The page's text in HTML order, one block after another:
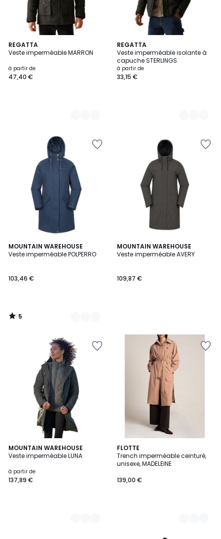
REGATTA
Veste imperméable MARRON
à partir de
47,40 €
2
Couleurs
REGATTA
Veste imperméable isolante à
capuche STERLINGS
à partir de
33,15 €
6
Couleurs
MOUNTAIN WAREHOUSE
Veste imperméable POLPERRO
103,46 €
5
/
2
Couleurs
5
/
MOUNTAIN WAREHOUSE
Veste imperméable AVERY
109,87 €
MOUNTAIN WAREHOUSE
Veste imperméable LUNA
à partir de
137,89 €
2
Couleurs
FLOTTE
Trench imperméable ceinturé,
unisexe, MADELEINE
139,00 €
2
Couleurs